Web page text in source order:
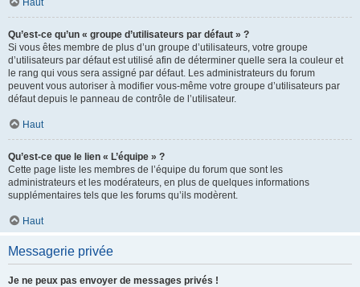
Haut
Qu’est-ce qu’un « groupe d’utilisateurs par défaut » ?
Si vous êtes membre de plus d’un groupe d’utilisateurs, votre groupe
d’utilisateurs par défaut est utilisé afin de déterminer quelle sera la couleur et
le rang qui vous sera assigné par défaut. Les administrateurs du forum
peuvent vous autoriser à modifier vous-même votre groupe d’utilisateurs par
défaut depuis le panneau de contrôle de l’utilisateur.
Haut
Qu’est-ce que le lien « L’équipe » ?
Cette page liste les membres de l’équipe du forum que sont les
administrateurs et les modérateurs, en plus de quelques informations
supplémentaires tels que les forums qu’ils modèrent.
Haut
Messagerie privée
Je ne peux pas envoyer de messages privés !